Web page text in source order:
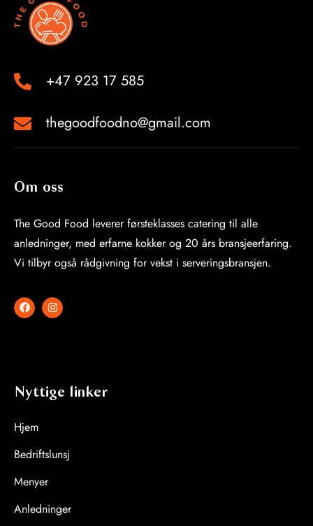
+47 923 17 585
thegoodfoodno@gmail.com
Om oss
The Good Food leverer førsteklasses catering til alle
anledninger, med erfarne kokker og 20 års bransjeerfaring.
Vi tilbyr også rådgivning for vekst i serveringsbransjen.
Nyttige linker
Hjem
Bedriftslunsj
Menyer
Anledninger